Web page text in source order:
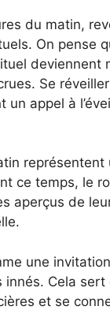
du matin,
On pense
deviennent
Se
appel à
ce temps, le
aperçus de
une
Cela sert
et se